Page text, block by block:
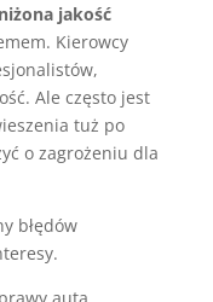
jakość
Kierowcy
Ale często jest
tuż po
o zagrożeniu dla
błędów
auta